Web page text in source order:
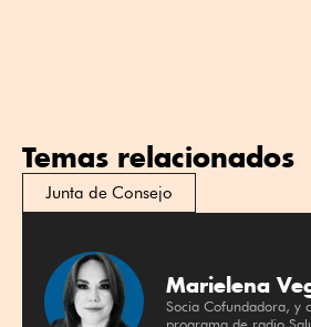
Temas relacionados
Junta de Consejo
Marielena
Socia Cofundadora, y